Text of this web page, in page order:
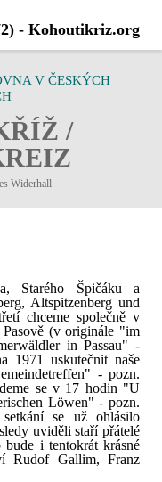
V ČESKÝCH
/
Widerhall
Starého Špičáku a
Altspitzenberg und
chceme společně v
(v originále "im
in Passau" -
1971 uskutečnit naše
- pozn.
se v 17 hodin "U
Löwen" - pozn.
se už ohlásilo
uviděli staří přátelé
bude i tentokrát krásné
Rudof Gallim, Franz
- Kohoutikriz.org